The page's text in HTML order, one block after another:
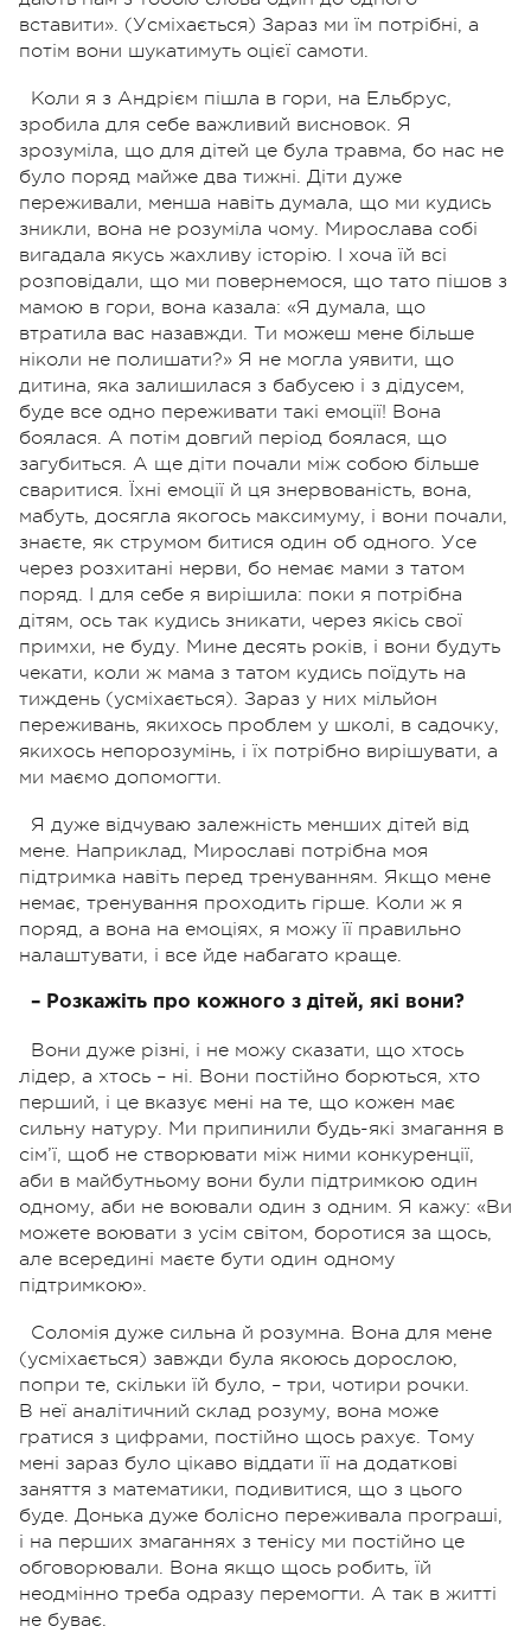
вставити». (Усміхається) Зараз ми їм потрібні, а
потім вони шукатимуть оцієї самоти.
Коли я з Андрієм пішла в гори, на Ельбрус,
зробила для себе важливий висновок. Я
зрозуміла, що для дітей це була травма, бо нас не
було поряд майже два тижні. Діти дуже
переживали, менша навіть думала, що ми кудись
зникли, вона не розуміла чому. Мирослава собі
вигадала якусь жахливу історію. І хоча їй всі
розповідали, що ми повернемося, що тато пішов з
мамою в гори, вона казала: «Я думала, що
втратила вас назавжди. Ти можеш мене більше
ніколи не полишати?» Я не могла уявити, що
дитина, яка залишилася з бабусею і з дідусем,
буде все одно переживати такі емоції! Вона
боялася. А потім довгий період боялася, що
загубиться. А ще діти почали між собою більше
сваритися. Їхні емоції й ця знервованість, вона,
мабуть, досягла якогось максимуму, і вони почали,
знаєте, як струмом битися один об одного. Усе
через розхитані нерви, бо немає мами з татом
поряд. І для себе я вирішила: поки я потрібна
дітям, ось так кудись зникати, через якісь свої
примхи, не буду. Мине десять років, і вони будуть
чекати, коли ж мама з татом кудись поїдуть на
тиждень (усміхається). Зараз у них мільйон
переживань, якихось проблем у школі, в садочку,
якихось непорозумінь, і їх потрібно вирішувати, а
ми маємо допомогти.
Я дуже відчуваю залежність менших дітей від
мене. Наприклад, Мирославі потрібна моя
підтримка навіть перед тренуванням. Якщо мене
немає, тренування проходить гірше. Коли ж я
поряд, а вона на емоціях, я можу її правильно
налаштувати, і все йде набагато краще.
– Розкажіть про кожного з дітей, які вони?
Вони дуже різні, і не можу сказати, що хтось
лідер, а хтось – ні. Вони постійно борються, хто
перший, і це вказує мені на те, що кожен має
сильну натуру. Ми припинили будь-які змагання в
сім’ї, щоб не створювати між ними конкуренції,
аби в майбутньому вони були підтримкою один
одному, аби не воювали один з одним. Я кажу: «Ви
можете воювати з усім світом, боротися за щось,
але всередині маєте бути один одному
підтримкою».
Соломія дуже сильна й розумна. Вона для мене
(усміхається) завжди була якоюсь дорослою,
попри те, скільки їй було, – три, чотири рочки.
В неї аналітичний склад розуму, вона може
гратися з цифрами, постійно щось рахує. Тому
мені зараз було цікаво віддати її на додаткові
заняття з математики, подивитися, що з цього
буде. Донька дуже болісно переживала програші,
і на перших змаганнях з тенісу ми постійно це
обговорювали. Вона якщо щось робить, їй
неодмінно треба одразу перемогти. А так в житті
не буває.